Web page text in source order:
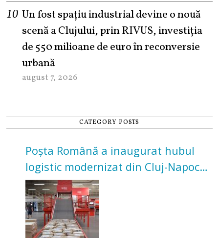
Un fost spațiu industrial devine o nouă
scenă a Clujului, prin RIVUS, investiția
de 550 milioane de euro în reconversie
urbană
august 7, 2026
CATEGORY POSTS
Poșta Română a inaugurat hubul
logistic modernizat din Cluj-Napoca.
Investiție de 3 milioane de euro